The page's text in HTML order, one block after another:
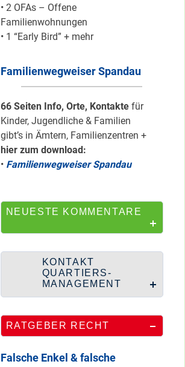
• 2 OFAs – Offene
Familienwohnungen
• 1 “Early Bird” + mehr
Familienwegweiser Spandau
66 Seiten Info, Orte, Kontakte für
Kinder, Jugendliche & Familien
gibt’s in Ämtern, Familienzentren +
hier zum download:
• Familienwegweiser Spandau
NEUESTE KOMMENTARE
KONTAKT
QUARTIERS-
MANAGEMENT
RATGEBER RECHT
Falsche Enkel & falsche
Silber für
Bildungsnetz
ist Mein Viertel!
errichtet
Wie Staaken zu
zwei Hahnebergen
kam
100 Jahre
Heerstraße